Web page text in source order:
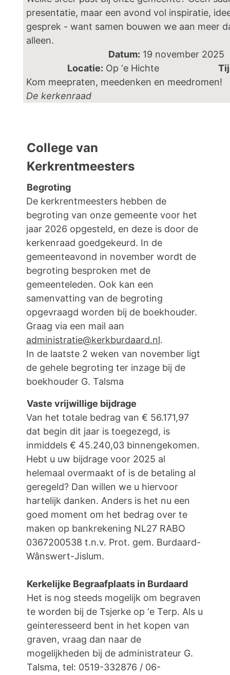
presentatie, maar een avond vol inspiratie,
gesprek - want samen bouwen we aan meer
alleen.
Datum: 19
Locatie: Op ‘e Hichte
Kom meepraten, meedenken en meedromen!
De kerkenraad
College van
Kerkrentmeesters
Begroting
De kerkrentmeesters hebben de
begroting van onze gemeente voor het
jaar 2026 opgesteld, en deze is door de
kerkenraad goedgekeurd. In de
gemeenteavond in november wordt de
begroting besproken met de
gemeenteleden. Ook kan een
samenvatting van de begroting
opgevraagd worden bij de boekhouder.
Graag via een mail aan
administratie@kerkburdaard.nl.
In de laatste 2 weken van november ligt
de gehele begroting ter inzage bij de
boekhouder G. Talsma
Vaste vrijwillige bijdrage
Van het totale bedrag van € 56.171,97
dat begin dit jaar is toegezegd, is
inmiddels € 45.240,03 binnengekomen.
Hebt u uw bijdrage voor 2025 al
helemaal overmaakt of is de betaling al
geregeld? Dan willen we u hiervoor
hartelijk danken. Anders is het nu een
goed moment om het bedrag over te
maken op bankrekening NL27 RABO
0367200538 t.n.v. Prot. gem. Burdaard-
Wânswert-Jislum.
Kerkelijke Begraafplaats in Burdaard
Het is nog steeds mogelijk om begraven
te worden bij de Tsjerke op ‘e Terp. Als u
geinteresseerd bent in het kopen van
graven, vraag dan naar de
mogelijkheden bij de administrateur G.
Talsma, tel: 0519-332876 / 06-